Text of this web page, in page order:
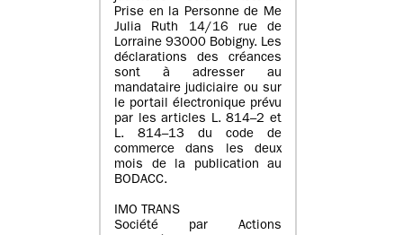
Prise en la Personne de Me
Julia Ruth 14/16 rue de
Lorraine 93000 Bobigny. Les
déclarations des créances
sont à adresser au
mandataire judiciaire ou sur
le portail électronique prévu
par les articles L. 814–2 et
L. 814–13 du code de
commerce dans les deux
mois de la publication au
BODACC.
IMO TRANS
Société par Actions